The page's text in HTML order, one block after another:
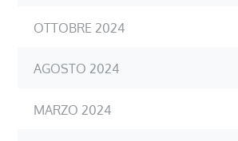
OTTOBRE 2024
AGOSTO 2024
MARZO 2024